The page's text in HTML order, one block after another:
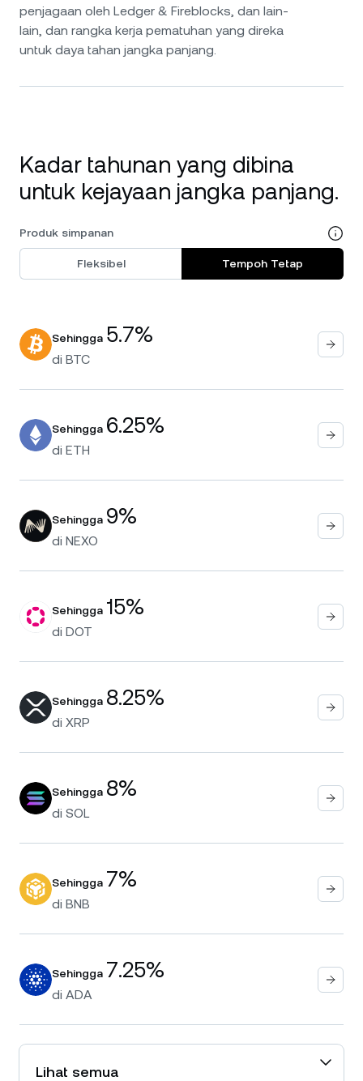
penjagaan oleh Ledger & Fireblocks, dan lain-
lain, dan rangka kerja pematuhan yang direka
untuk daya tahan jangka panjang.
Kadar tahunan yang dibina
untuk kejayaan jangka panjang.
Produk simpanan
Fleksibel Tempoh Tetap
Sehingga 5.7%
di BTC
Sehingga 6.25%
di ETH
Sehingga 9%
di NEXO
Sehingga 15%
di DOT
Sehingga 8.25%
di XRP
Sehingga 8%
di SOL
Sehingga 7%
di BNB
Sehingga 7.25%
di ADA
Lihat semua